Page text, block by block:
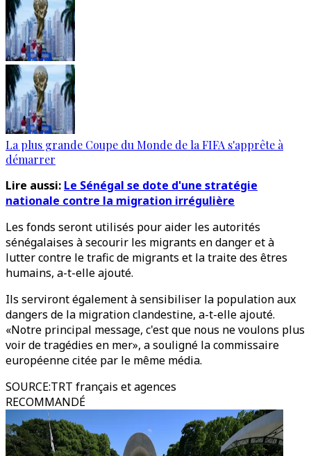
La plus grande Coupe du Monde de la FIFA s'apprête à
démarrer
Lire aussi: Le Sénégal se dote d'une stratégie
nationale contre la migration irrégulière
Les fonds seront utilisés pour aider les autorités
sénégalaises à secourir les migrants en danger et à
lutter contre le trafic de migrants et la traite des êtres
humains, a-t-elle ajouté.
Ils serviront également à sensibiliser la population aux
dangers de la migration clandestine, a-t-elle ajouté.
«Notre principal message, c'est que nous ne voulons plus
voir de tragédies en mer», a souligné la commissaire
européenne citée par le même média.
SOURCE:TRT français et agences
RECOMMANDÉ